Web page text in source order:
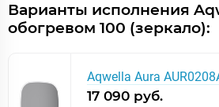
Варианты исполнения
обогревом 100 (зеркало):
Aqwella Aura
17 090 руб.